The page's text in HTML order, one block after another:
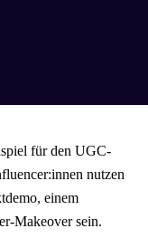
für den UGC-
nutzen
einem
Makeover sein.